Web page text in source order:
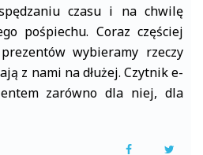
czasu i na chwilę
pośpiechu. Coraz częściej
wybieramy rzeczy
z nami na dłużej. Czytnik e-
zarówno dla niej, dla
F